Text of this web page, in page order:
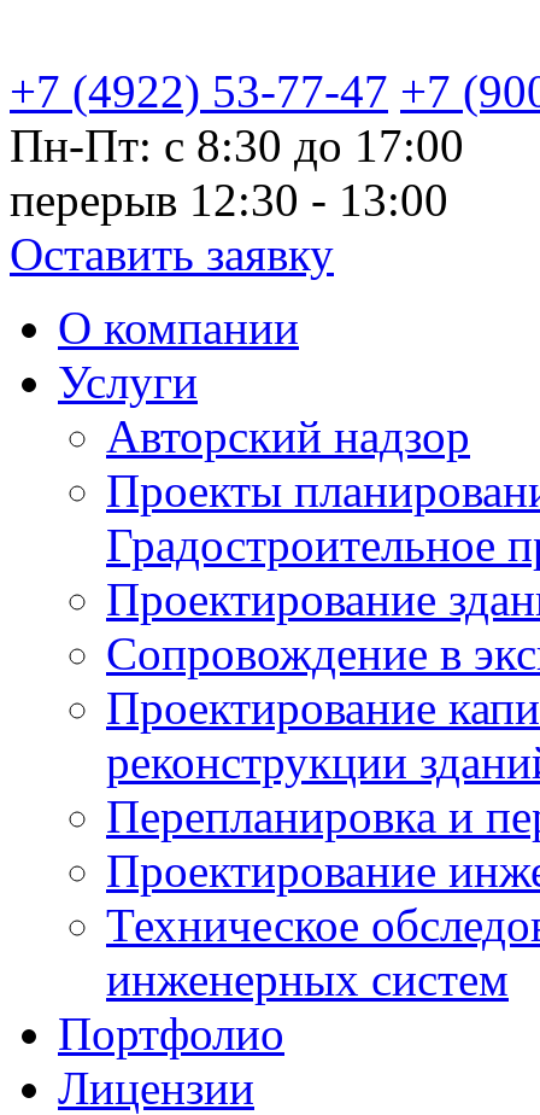
+7 (4922) 53-77-47 +7
Пн-Пт: с 8:30 до 17:00
перерыв 12:30 - 13:00
Оставить заявку
О компании
Услуги
Авторский надзор
Проекты
Градостроительное
Проектирование
Сопровождение в
Проектирование
реконструкции
Перепланировка и
Проектирование
Техническое
инженерных систем
Портфолио
Лицензии